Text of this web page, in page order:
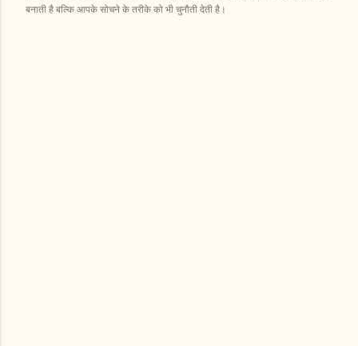
बनाती है बल्कि आपके सोचने के तरीके को भी चुनौती देती है।